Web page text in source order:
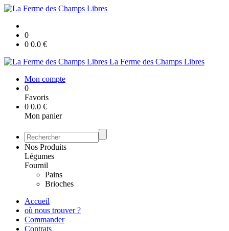
0
0 0.0 €
La Ferme des Champs Libres
Mon compte
0
Favoris
0 0.0 €
Mon panier
Nos Produits
Légumes
Fournil
Pains
Brioches
Accueil
où nous trouver ?
Commander
Contrats